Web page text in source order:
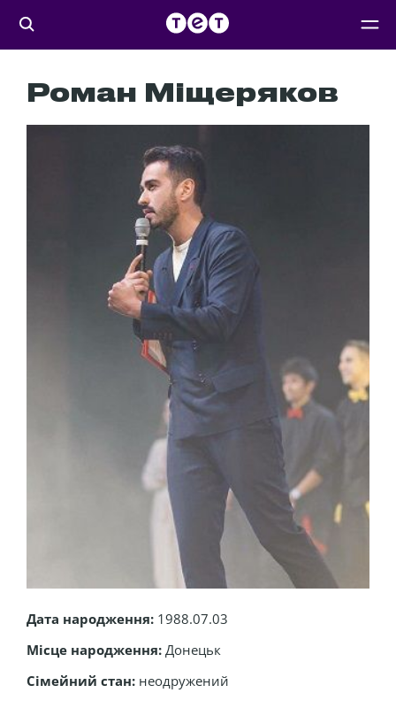
Роман Міщеряков
Дата народження: 1988.07.03
Місце народження: Донецьк
Сімейний стан: неодружений